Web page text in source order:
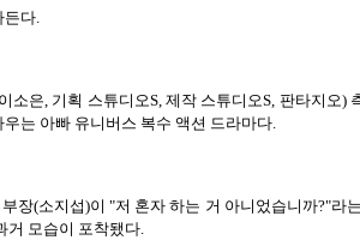
든다.
소은, 기획 스튜디오S, 제작 스튜디오S, 판타지
는 아빠 유니버스 복수 액션 드라마다.
장(소지섭)이 "저 혼자 하는 거 아니었습니까?"
거 모습이 포착됐다.